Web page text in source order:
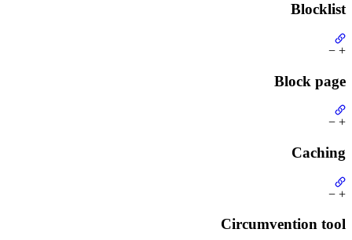
Blocklist
+
−
Block page
+
−
Caching
+
−
Circumvention tool